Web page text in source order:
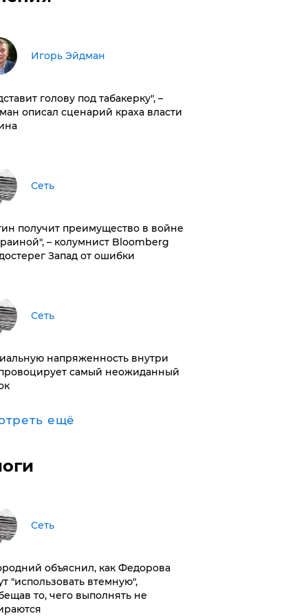
Игорь Эйдман
голову под табакерку", –
описал сценарий краха власти
Сеть
получит преимущество в войне
– колумнист Bloomberg
Запад от ошибки
Сеть
напряженность внутри
самый неожиданный
ещё
Сеть
объяснил, как Федорова
"использовать втемную",
то, чего выполнять не